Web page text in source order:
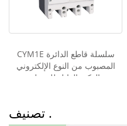
CYM1E سلسلة قاطع الدائرة
المصبوب من النوع الإلكتروني
الذكي القابل للتعديل
تصنيف .